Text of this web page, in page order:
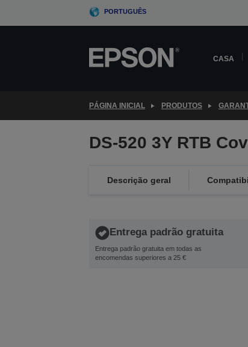
PORTUGUÊS
CASA
PÁGINA INICIAL PRODUTOS
DS-520 3Y RTB
Descrição geral
Entrega padrão gratuita
Entrega padrão gratuita em todas as
encomendas superiores a 25 €